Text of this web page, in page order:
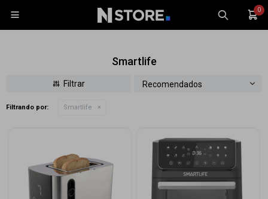
0

Smartlife
Recomendados
Filtrando por: Smartlife
Tecnología
Wearables